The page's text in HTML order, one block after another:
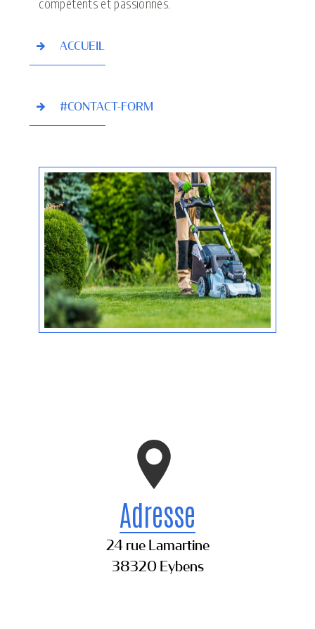
compétents et passionnés.
ACCUEIL
#CONTACT-FORM
Adresse
24 rue Lamartine
38320 Eybens